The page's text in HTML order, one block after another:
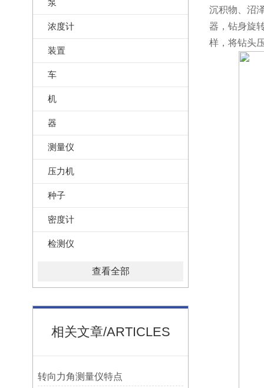
泵
浓度计
装置
车
机
器
测量仪
压力机
种子
密度计
检测仪
查看全部
相关文章/ARTICLES
转向力角测量仪特点
沉积物、沼
器，钻身旋
样，将钻头